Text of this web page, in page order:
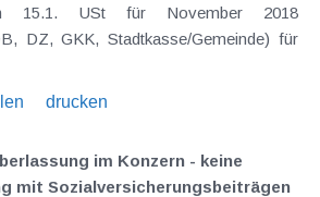
15.1. USt für November 2018
DZ, GKK, Stadtkasse/Gemeinde) für
drucken
im Konzern - keine
mit Sozialversicherungsbeiträgen